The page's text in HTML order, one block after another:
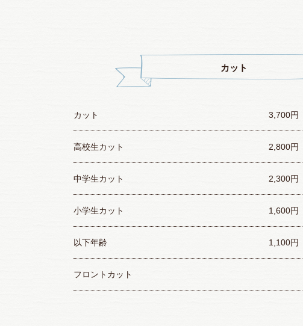
カット
カット 3,700円
高校生カット 2,800円
中学生カット 2,300円
小学生カット 1,600円
以下年齢 1,100円
フロントカット